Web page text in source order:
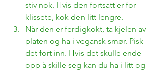
stiv nok. Hvis den fortsatt er for
klissete, kok den litt lengre.
Når den er ferdigkokt, ta kjelen av
platen og ha i vegansk smør. Pisk
det fort inn. Hvis det skulle ende
opp å skille seg kan du ha i litt og